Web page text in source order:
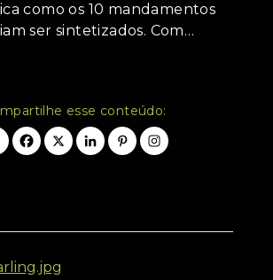
como os 10 mandamentos
ser sintetizados. Com…
esse conteúdo: